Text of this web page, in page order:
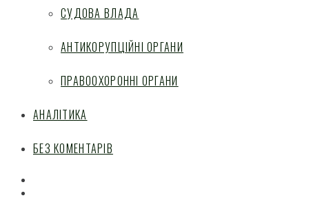
СУДОВА ВЛАДА
АНТИКОРУПЦІЙНІ ОРГАНИ
ПРАВООХОРОННІ ОРГАНИ
АНАЛІТИКА
БЕЗ КОМЕНТАРІВ